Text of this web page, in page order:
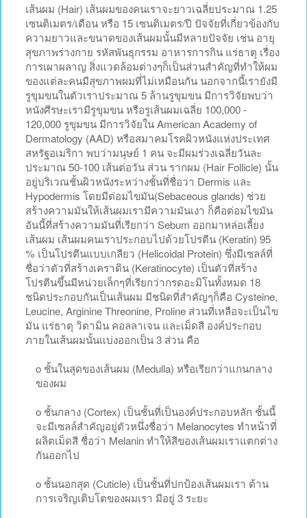
เส้นผม (Hair) เส้นผมของคนเราจะยาวเฉลี่ยประมาณ 1.25
เซนติเมตร/เดือน หรือ 15 เซนติเมตร/ปี ปัจจัยที่เกี่ยวข้องกับ
ความยาวและขนาดของเส้นผมนั้นมีหลายปัจจัย เช่น อายุ
สุขภาพร่างกาย รหัสพันธุกรรม อาหารการกิน แร่ธาตุ เรื่อง
การเผาผลาญ สิ่งแวดล้อมต่างๆก็เป็นส่วนสำคัญที่ทำให้ผม
ของแต่ละคนมีสุขภาพผมที่ไม่เหมือนกัน นอกจากนี้เรายังมี
รูขุมขนในตัวเราประมาณ 5 ล้านรูขุมขน มีการวิจัยพบว่า
หนังศีรษะเรามีรูขุมขน หรือรูเส้นผมเฉลี่ย 100,000 -
120,000 รูขุมขน มีการวิจัยใน American Academy of
Dermatology (AAD) หรือสมาคมโรคผิวหนังแห่งประเทศ
สหรัฐอเมริกา พบว่ามนุษย์ 1 คน จะมีผมร่วงเฉลี่ยวันละ
ประมาณ 50-100 เส้นต่อวัน ส่วน รากผม (Hair Follicle) นั้น
อยู่บริเวณชั้นผิวหนังระหว่างชั้นที่ชื่อว่า Dermis และ
Hypodermis โดยมีต่อมไขมัน(Sebaceous glands) ช่วย
สร้างความมันให้เส้นผมเรามีความมันเงา ก็คือต่อมไขมัน
อันนี้ที่สร้างความมันที่เรียกว่า Sebum ออกมาหล่อเลี้ยง
เส้นผม เส้นผมคนเราประกอบไปด้วยโปรตีน (Keratin) 95
% เป็นโปรตีนแบบเกลียว (Helicoidal Protein) ซึ่งมีเซลล์ที่
ชื่อว่าตัวที่สร้างเคราติน (Keratinocyte) เป็นตัวที่สร้าง
โปรตีนขึ้นมีหน่วยเล็กๆที่เรียกว่ากรดอะมิโนทั้งหมด 18
ชนิดประกอบกันเป็นเส้นผม มีชนิดที่สำคัญๆก็คือ Cysteine,
Leucine, Arginine Threonine, Proline ส่วนที่เหลือจะเป็นไข
มัน แร่ธาตุ วิตามิน คอลลาเจน และเม็ดสี องค์ประกอบ
ภายในเส้นผมนั้นแบ่งออกเป็น 3 ส่วน คือ
o ชั้นในสุดของเส้นผม (Medulla) หรือเรียกว่าแกนกลาง
ของผม
o ชั้นกลาง (Cortex) เป็นชั้นที่เป็นองค์ประกอบหลัก ชั้นนี้
จะมีเซลล์สำคัญอยู่ตัวหนึ่งชื่อว่า Melanocytes ทำหน้าที่
ผลิตเม็ดสี ชื่อว่า Melanin ทำให้สีของเส้นผมเราแตกต่าง
กันออกไป
o ชั้นนอกสุด (Cuticle) เป็นชั้นที่ปกป้องเส้นผมเรา ด้าน
การเจริญเติบโตของผมเรา มีอยู่ 3 ระยะ